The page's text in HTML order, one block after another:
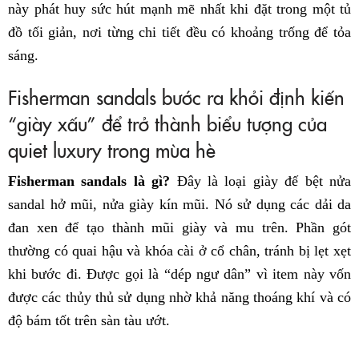
này phát huy sức hút mạnh mẽ nhất khi đặt trong một tủ
đồ tối giản, nơi từng chi tiết đều có khoảng trống để tỏa
sáng.
Fisherman sandals bước ra khỏi định kiến
“giày xấu” để trở thành biểu tượng của
quiet luxury trong mùa hè
Fisherman sandals là gì? Đây là loại giày đế bệt nửa
sandal hở mũi, nửa giày kín mũi. Nó sử dụng các dải da
đan xen để tạo thành mũi giày và mu trên. Phần gót
thường có quai hậu và khóa cài ở cổ chân, tránh bị lẹt xẹt
khi bước đi. Được gọi là “dép ngư dân” vì item này vốn
được các thủy thủ sử dụng nhờ khả năng thoáng khí và có
độ bám tốt trên sàn tàu ướt.